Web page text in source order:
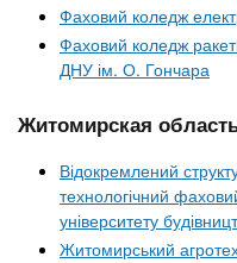
Фаховий коледж
Фаховий коледж
ДНУ ім. О. Гончара
Житомирская
Відокремлений
технологічний
університету
Житомирський